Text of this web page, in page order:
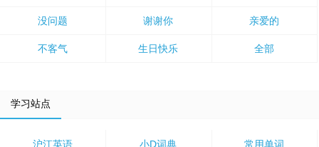
没问题 谢谢你 亲爱的
不客气 生日快乐 全部
学习站点
沪江英语 小D词典 常用单词